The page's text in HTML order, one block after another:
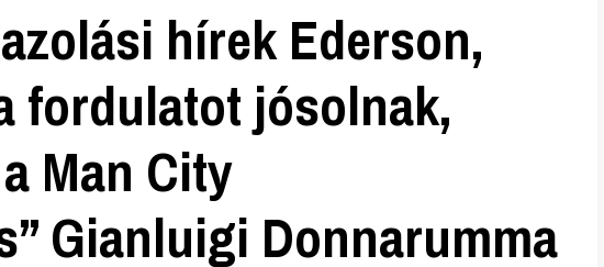
hírek Ederson,
fordulatot jósolnak,
Man City
Gianluigi Donnarumma